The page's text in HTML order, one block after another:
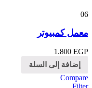
06
معمل كمبيوتر
1.800 EGP
إضافة إلى السلة
Compare
Filter